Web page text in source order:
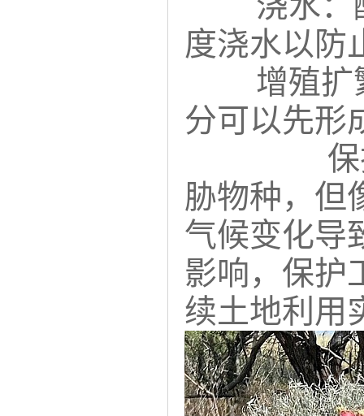
度浇水以防
增殖扩繁
分可以先形
胁物种，但
气候变化导
影响，保护
续土地利用